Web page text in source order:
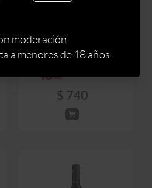
SENZA 750 ML
$870
$ 740
moderación.
a menores de 18 años